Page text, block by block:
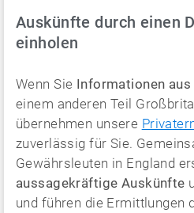
Auskünfte durch einen
einholen
Wenn Sie Informationen aus
einem anderen Teil
übernehmen unsere
zuverlässig für Sie.
Gewährsleuten in England
aussagekräftige Auskünfte
und führen die Ermittlungen